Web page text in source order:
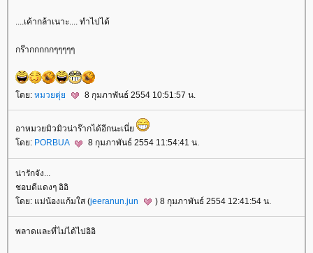
....เค้ากล้าเนาะ.... ทำไปได้
กร๊ากกกกกๆๆๆๆๆ
ดย: หมวยตุ่ 8 กุมภาพันธ์ 2554 10:51:57 น.
อาหมวยมิวมิวน่าร๊ากได้อีกนะเนี่
ดย: PORBUA 8 กุมภาพันธ์ 2554 11:54:41 น.
น่ารักจัง...
ชอบดีแดงๆ อิอิ
ดย: แม่น้องแก้มใส (jeeranun.jun ) 8 กุมภาพันธ์ 2554 12:41:54 น.
พลาดและที่ไม่ได้ไปอิอิ